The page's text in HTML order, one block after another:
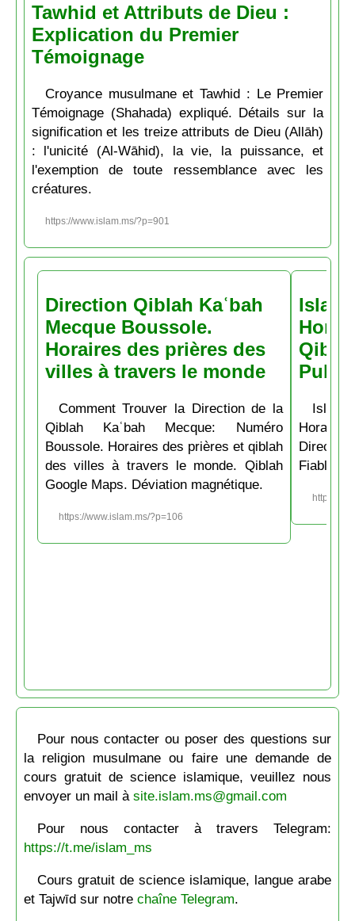
Tawhid et Attributs de Dieu :
Explication du Premier
Témoignage
Croyance musulmane et Tawhid : Le Premier
Témoignage (Shahada) expliqué. Détails sur la
signification et les treize attributs de Dieu (Allāh)
: l'unicité (Al-Wāhid), la vie, la puissance, et
l'exemption de toute ressemblance avec les
créatures.
https://www.islam.ms/?p=901
Direction Qiblah Kaʿbah
Mecque Boussole.
Horaires des prières des
villes à travers le monde
Comment Trouver la Direction de la
Qiblah Kaʿbah Mecque: Numéro
Boussole. Horaires des prières et qiblah
des villes à travers le monde. Qiblah
Google Maps. Déviation magnétique.
https://www.islam.ms/?p=106
Pubs
Fiable et
https://
Pour nous contacter ou poser des questions sur
la religion musulmane ou faire une demande de
cours gratuit de science islamique, veuillez nous
envoyer un mail à site.islam.ms@gmail.com
Pour nous contacter à travers Telegram:
https://t.me/islam_ms
Cours gratuit de science islamique, langue arabe
et Tajwīd sur notre chaîne Telegram.